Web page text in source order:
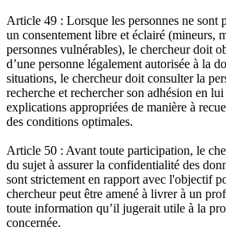
Article 49 : Lorsque les personnes ne sont
un consentement libre et éclairé (mineurs,
personnes vulnérables), le chercheur doit
d’une personne légalement autorisée à la
situations, le chercheur doit consulter la
recherche et rechercher son adhésion en
explications appropriées de manière à
des conditions optimales.
Article 50 : Avant toute participation, le
du sujet à assurer la confidentialité des
sont strictement en rapport avec l'objectif
chercheur peut être amené à livrer à un
toute information qu’il jugerait utile à la
concernée.